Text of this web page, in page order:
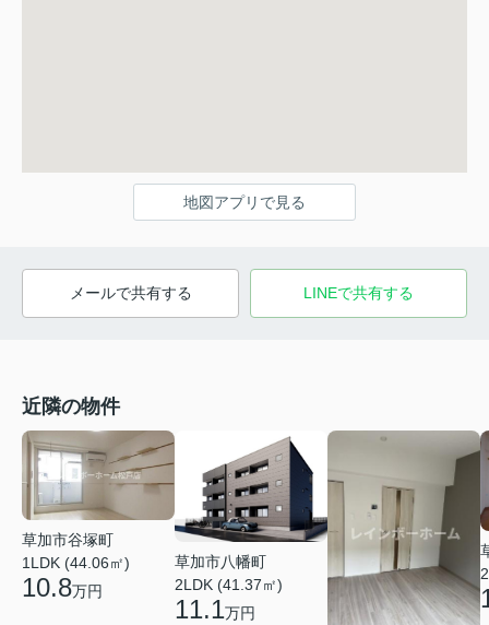
地図アプリで見る
メールで共有する LINEで共有する
近隣の物件
草加市谷塚町
1LDK (44.06㎡)
10.8万円
草加市八幡町
2LDK (41.37㎡)
11.1万円